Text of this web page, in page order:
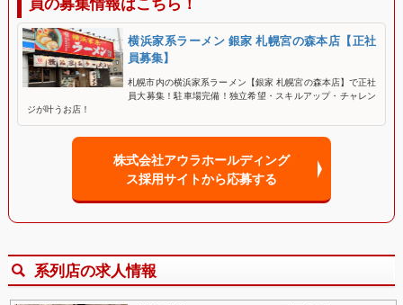
横浜家系ラーメン 銀家 札幌宮の森本店【正社
員募集】
札幌市内の横浜家系ラーメン【銀家 札幌宮の森本店】で正社
員大募集！駐車場完備！独立希望・スキルアップ・チャレン
ジが叶うお店！
株式会社アウラホールディング
ス採用サイトから応募する
系列店の求人情報